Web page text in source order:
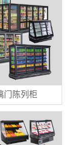
门陈列柜